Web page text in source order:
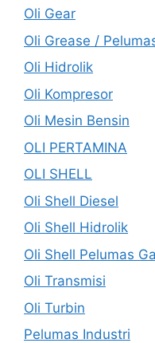
Oli Gear
Oli Grease /
Oli Hidrolik
Oli Kompresor
Oli Mesin Bensin
OLI PERTAMINA
OLI SHELL
Oli Shell Diesel
Oli Shell Hidrolik
Oli Shell Pelumas
Oli Transmisi
Oli Turbin
Pelumas Industri